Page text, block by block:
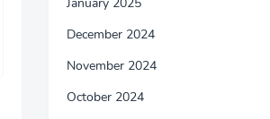
December 2024
November 2024
October 2024